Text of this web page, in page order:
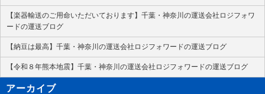
【楽器輸送のご用命いただいております】千葉・神奈川の運送会社ロジフォワ
ードの運送ブログ
【納豆は最高】千葉・神奈川の運送会社ロジフォワードの運送ブログ
【令和８年熊本地震】千葉・神奈川の運送会社ロジフォワードの運送ブログ
アーカイブ